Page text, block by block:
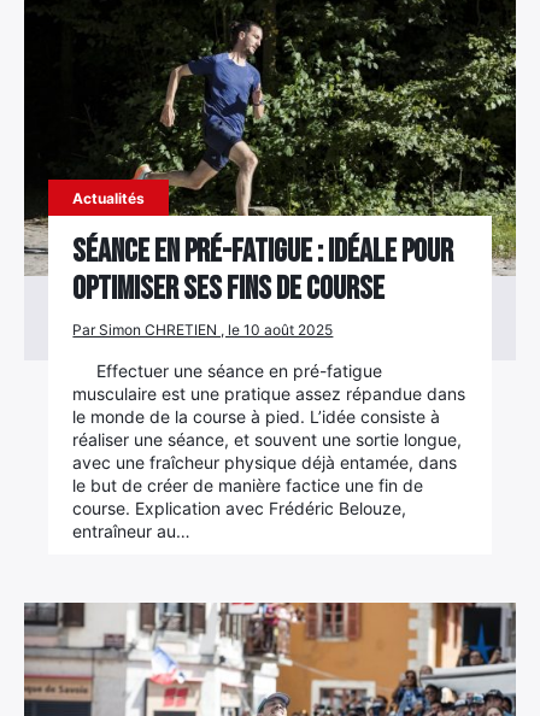
Actualités
Séance en pré-fatigue : idéale pour
optimiser ses fins de course
Par Simon CHRETIEN , le 10 août 2025
Effectuer une séance en pré-fatigue
musculaire est une pratique assez répandue dans
le monde de la course à pied. L’idée consiste à
réaliser une séance, et souvent une sortie longue,
avec une fraîcheur physique déjà entamée, dans
le but de créer de manière factice une fin de
course. Explication avec Frédéric Belouze,
entraîneur au…